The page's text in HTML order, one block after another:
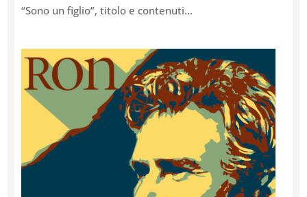
“Sono un figlio”, titolo e contenuti...